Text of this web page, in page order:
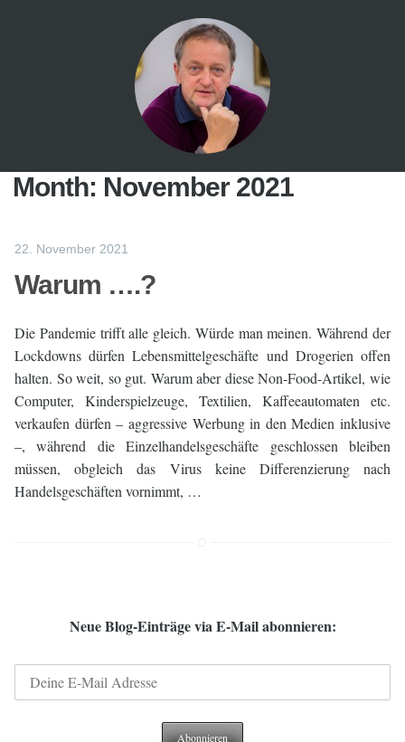
Month: November 2021
22. November 2021
Warum ….?
Die Pandemie trifft alle gleich. Würde man meinen. Während der
Lockdowns dürfen Lebensmittelgeschäfte und Drogerien offen
halten. So weit, so gut. Warum aber diese Non-Food-Artikel, wie
Computer, Kinderspielzeuge, Textilien, Kaffeeautomaten etc.
verkaufen dürfen – aggressive Werbung in den Medien inklusive
–, während die Einzelhandelsgeschäfte geschlossen bleiben
müssen, obgleich das Virus keine Differenzierung nach
Handelsgeschäften vornimmt, …
Neue Blog-Einträge via E-Mail abonnieren: